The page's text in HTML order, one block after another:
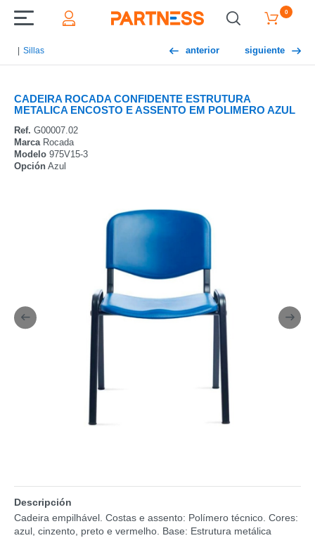
0
Sillas anterior siguiente
CADEIRA ROCADA CONFIDENTE ESTRUTURA
METALICA ENCOSTO E ASSENTO EM POLIMERO AZUL
Ref. G00007.02
MarcaRocada
Modelo 975V15-3
Opción Azul
Descripción
Cadeira empilhável. Costas e assento: Polímero técnico. Cores:
azul, cinzento, preto e vermelho. Base: Estrutura metálica